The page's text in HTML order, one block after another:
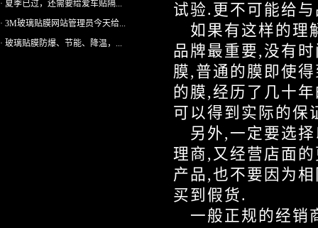
· 夏季已过，还需要给爱车贴隔...
· 3M玻璃贴膜网站管理员今天给...
· 玻璃贴膜防爆、节能、降温，...
试验.更不可能给
如果有这样的理
品牌最重要,没有
膜,普通的膜即使
的膜,经历了几十
可以得到实际的保
另外,一定要选择
理商,又经营店面
产品,也不要因为
买到假货.
一般正规的经销